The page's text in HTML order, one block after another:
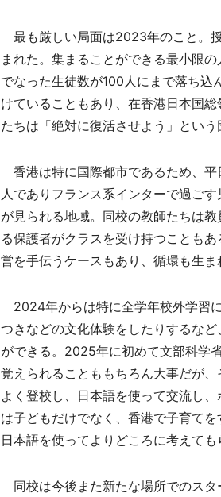
最も厳しい局面は2023年のこと。
まれた。集まることができる最小限
でなった生徒数が100人にまで落ち込
けていることもあり、在香港日本国
たちは「絶対に復活させよう」という
香港は特に国際都市であるため、平
人でありフランス系インターで過ご
が見られる地域。同校の教師たちは
る保護者がクラスを受け持つことも
営を手伝うケースもあり、循環も生ま
2024年からは特に全学年校外学習
つきなどの文化体験をしたりするな
ができる。2025年に初めて文部科学
覚えられることももちろん大事だが
よく登校し、日本語を使って交流し
は子どもだけでなく、香港で子育て
日本語を使ってよりどころに考えても
同校は今後また新たな場所でのスタ